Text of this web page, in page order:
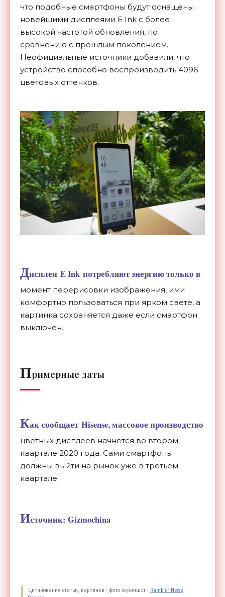
что подобные смартфоны будут оснащены
новейшими дисплеями E Ink с более
высокой частотой обновления, по
сравнению с прошлым поколением.
Неофициальные источники добавили, что
устройство способно воспроизводить 4096
цветовых оттенков.
Дисплеи E Ink потребляют энергию только в
момент перерисовки изображения, ими
комфортно пользоваться при ярком свете, а
картинка сохраняется даже если смартфон
выключен.
Примерные даты
Как сообщает Hisense, массовое производство
цветных дисплеев начнётся во втором
квартале 2020 года. Сами смартфоны
должны выйти на рынок уже в третьем
квартале.
Источник: Gizmochina
Цитирование статьи, картинки - фото скриншот - Rambler News